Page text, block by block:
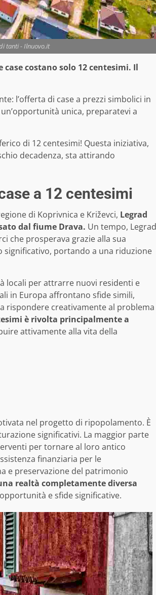
tanti - Ilnuovo.it
costano solo 12 centesimi. Il
l’offerta di case a prezzi simbolici in
unica, preparatevi a
di 12 centesimi! Questa iniziativa,
decadenza, sta attirando
a 12 centesimi
di Koprivnica e Križevci, Legrad
dal fiume Drava. Un tempo, Legrad
che prosperava grazie alla sua
significativo, portando a una riduzione
locali per attrarre nuovi residenti e
in Europa affrontano sfide simili,
rispondere creativamente al problema
è rivolta principalmente a
attivamente alla vita della
nel progetto di ripopolamento. È
significativi. La maggior parte
per tornare al loro antico
finanziaria per le
e preservazione del patrimonio
realtà completamente diversa
e sfide significative.